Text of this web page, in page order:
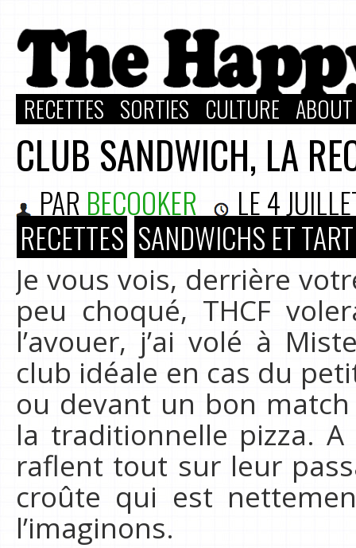
RECETTES SORTIES CULTURE
CLUB SANDWICH, LA
PAR BECOOKER LE4
RECETTES SANDWICHS ET
Je vous vois, derrière
peu choqué, THCF
l’avouer, j’ai volé à
club idéale en cas du
ou devant un bon
la traditionnelle pizza.
raflent tout sur leur
croûte qui est
l’imaginons.